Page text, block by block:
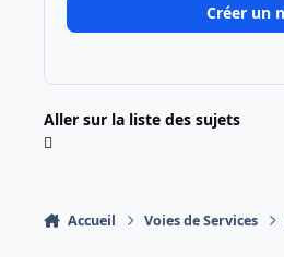
Créer un
Aller sur la liste des sujets
Accueil Voies de Services